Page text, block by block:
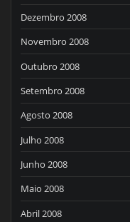
Dezembro 2008
Novembro 2008
Outubro 2008
Setembro 2008
Agosto 2008
Julho 2008
Junho 2008
Maio 2008
Abril 2008